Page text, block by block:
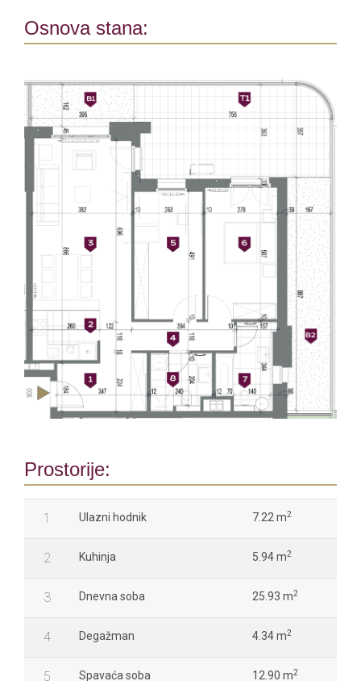
Osnova stana:
Prostorije:
1 Ulazni hodnik 7.22 m2
2 Kuhinja 5.94 m2
3 Dnevna soba 25.93 m2
4 Degažman 4.34 m2
5 Spavaća soba 12.90 m2